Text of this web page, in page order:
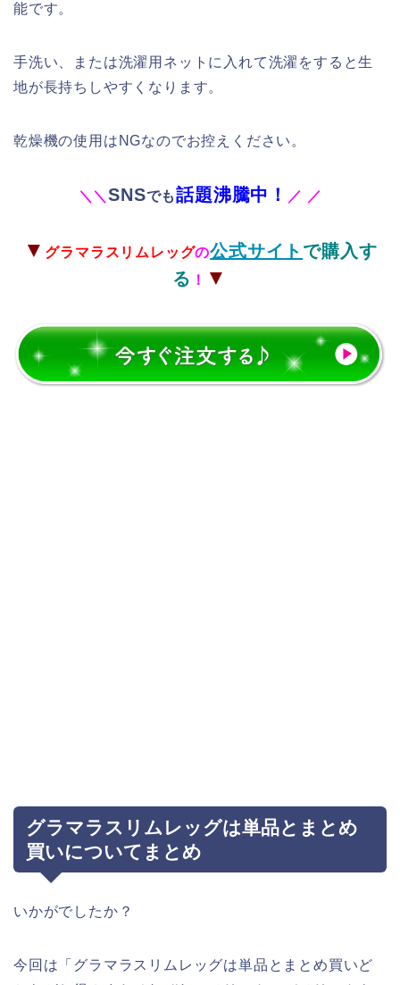
能です。
手洗い、または洗濯用ネットに入れて洗濯をすると生
地が長持ちしやすくなります。
乾燥機の使用はNGなのでお控えください。
＼ ＼SNSでも話題沸騰中！ ／ ／
▼ グラマラスリムレッグの公式サイト で購入す
る ！ ▼
グラマラスリムレッグは単品とまとめ
買いについてまとめ
いかがでしたか？
今回は「グラマラスリムレッグは単品とまとめ買いど